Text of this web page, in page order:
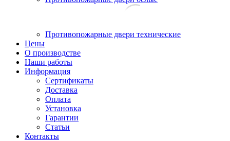
Противопожарные двери технические
Цены
О производстве
Наши работы
Информация
Сертификаты
Доставка
Оплата
Установка
Гарантии
Статьи
Контакты